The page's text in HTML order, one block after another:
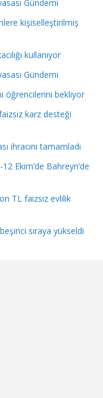
Gündemi
kişiselleştirilmiş
kullanıyor
Gündemi
öğrencilerini bekliyor
karz desteği
ihracını tamamladı
Ekim’de Bahreyn’de
TL faizsiz evlilik
sıraya yükseldi